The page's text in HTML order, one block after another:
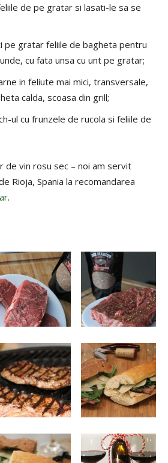
de pe gratar si lasati-le sa se
pe gratar feliile de bagheta pentru
cu fata unsa cu unt pe gratar;
in feliute mai mici, transversale,
calda, scoasa din grill;
ul cu frunzele de rucola si feliile de
de vin rosu sec – noi am servit
Rioja, Spania la recomandarea
.